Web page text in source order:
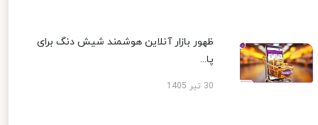
ظهور بازار آنلاین هوشمند شیش دنگ برای
پا...
30 تیر 1405